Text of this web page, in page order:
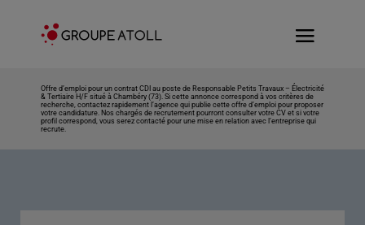
Offre d’emploi pour un contrat CDI au poste de Responsable Petits Travaux – Électricité
& Tertiaire H/F situé à Chambéry (73). Si cette annonce correspond à vos critères de
recherche, contactez rapidement l’agence qui publie cette offre d’emploi pour proposer
votre candidature. Nos chargés de recrutement pourront consulter votre CV et si votre
profil correspond, vous serez contacté pour une mise en relation avec l’entreprise qui
recrute.